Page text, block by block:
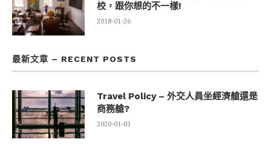
校，跟你想的不一樣!
2018-01-26
最新文章 – RECENT POSTS
Travel Policy – 外交人員坐經濟艙還是
商務艙?
2020-01-03